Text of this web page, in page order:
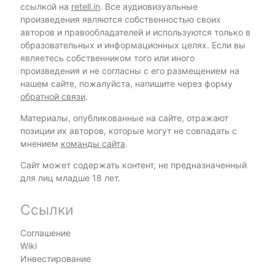
ссылкой на retell.in. Все аудиовизуальные
произведения являются собственностью своих
авторов и правообладателей и используются только в
образовательных и информационных целях. Если вы
являетесь собственником того или иного
произведения и не согласны с его размещением на
нашем сайте, пожалуйста, напишите через форму
обратной связи.
Материалы, опубликованные на сайте, отражают
позиции их авторов, которые могут не совпадать с
мнением команды сайта.
Сайт может содержать контент, не предназначенный
для лиц младше 18 лет.
Ссылки
Соглашение
Wiki
Инвестирование